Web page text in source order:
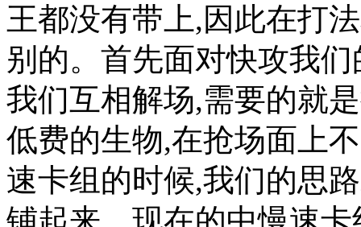
王都没有带上,因此在打
别的。首先面对快攻我
我们互相解场,需要的就
低费的生物,在抢场面上
速卡组的时候,我们的思
铺起来。现在的中慢速